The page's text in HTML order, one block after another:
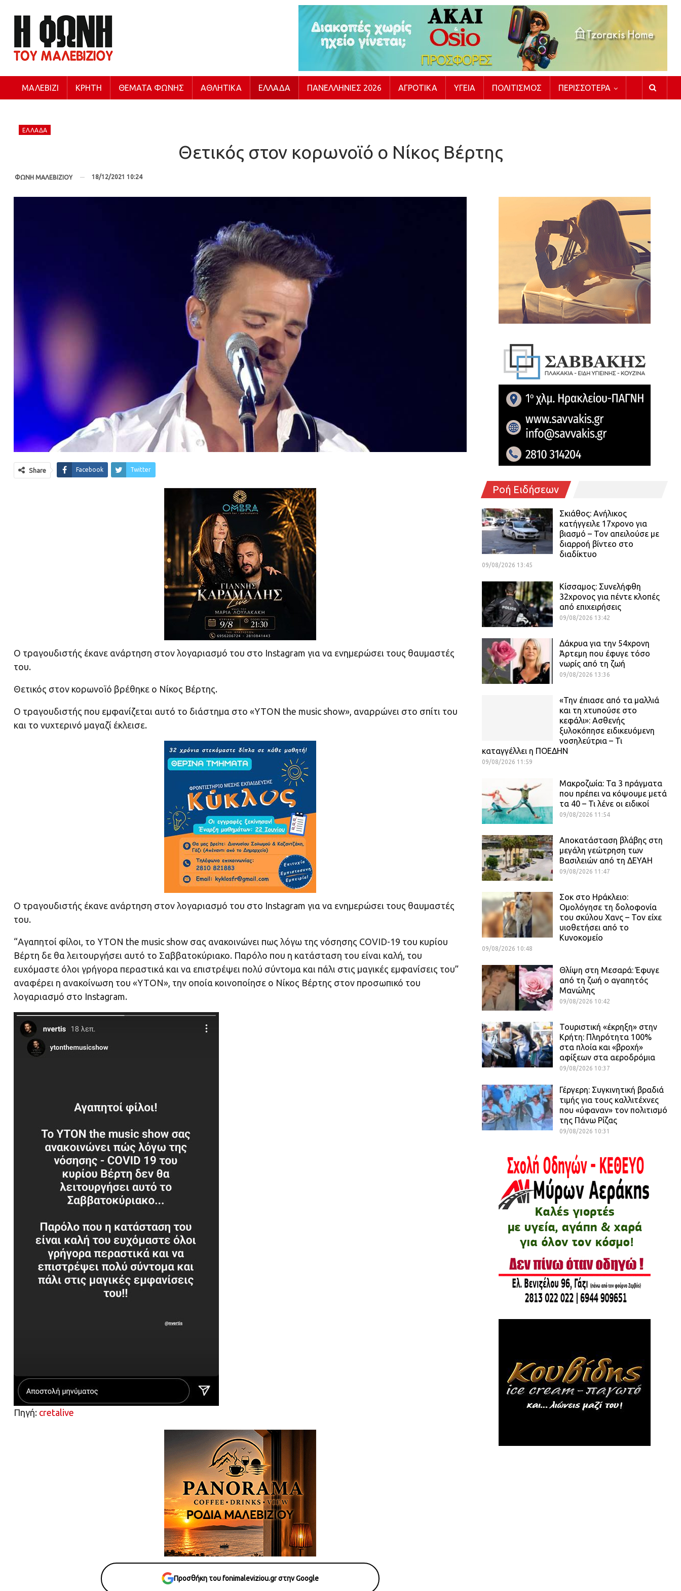
ΜΑΛΕΒΊΖΙ ΚΡΉΤΗ ΘΈΜΑΤΑ ΦΩΝΉΣ ΑΘΛΗΤΙΚΆ ΕΛΛΆΔΑ ΠΑΝΕΛΛΉΝΙΕΣ 2026 ΑΓΡΟΤΙΚΆ ΥΓΕΊΑ ΠΟΛΙΤΙΣΜΌΣ ΠΕΡΙΣΣΌΤΕΡΑ
ΕΛΛΆΔΑ
Θετικός στον κορωνοϊό ο Νίκος Βέρτης
ΦΩΝΗ ΜΑΛΕΒΙΖΙΟΥ 18/12/2021 10:24
Share Facebook Twitter
Ο τραγουδιστής έκανε ανάρτηση στον λογαριασμό του στο Instagram για να ενημερώσει τους θαυμαστές
του.
Θετικός στον κορωνοϊό βρέθηκε ο Νίκος Βέρτης.
Ο τραγουδιστής που εμφανίζεται αυτό το διάστημα στο «YTON the music show», αναρρώνει στο σπίτι του
και το νυχτερινό μαγαζί έκλεισε.
Ο τραγουδιστής έκανε ανάρτηση στον λογαριασμό του στο Instagram για να ενημερώσει τους θαυμαστές
του.
“Αγαπητοί φίλοι, το YTON the music show σας ανακοινώνει πως λόγω της νόσησης COVID-19 του κυρίου
Βέρτη δε θα λειτουργήσει αυτό το Σαββατοκύριακο. Παρόλο που η κατάσταση του είναι καλή, του
ευχόμαστε όλοι γρήγορα περαστικά και να επιστρέψει πολύ σύντομα και πάλι στις μαγικές εμφανίσεις του”
αναφέρει η ανακοίνωση του «YTON», την οποία κοινοποίησε ο Νίκος Βέρτης στον προσωπικό του
λογαριασμό στο Instagram.
Πηγή: cretalive
Προσθήκη του fonimaleviziou.gr στην Google
Ροή Ειδήσεων
Σκιάθος: Ανήλικος
κατήγγειλε 17χρονο για
βιασμό – Τον απειλούσε με
διαρροή βίντεο στο
διαδίκτυο
09/08/2026 13:45
Κίσσαμος: Συνελήφθη
32χρονος για πέντε κλοπές
από επιχειρήσεις
09/08/2026 13:42
Δάκρυα για την 54χρονη
Άρτεμη που έφυγε τόσο
νωρίς από τη ζωή
09/08/2026 13:36
«Την έπιασε από τα μαλλιά
και τη χτυπούσε στο
κεφάλι»: Ασθενής
ξυλοκόπησε ειδικευόμενη
νοσηλεύτρια – Τι
καταγγέλλει η ΠΟΕΔΗΝ
09/08/2026 11:59
Μακροζωία: Τα 3 πράγματα
που πρέπει να κόψουμε μετά
τα 40 – Τι λένε οι ειδικοί
09/08/2026 11:54
Αποκατάσταση βλάβης στη
μεγάλη γεώτρηση των
Βασιλειών από τη ΔΕΥΑΗ
09/08/2026 11:47
Σοκ στο Ηράκλειο:
Ομολόγησε τη δολοφονία
του σκύλου Χανς – Τον είχε
υιοθετήσει από το
Κυνοκομείο
09/08/2026 10:48
Θλίψη στη Μεσαρά: Έφυγε
από τη ζωή ο αγαπητός
Μανώλης
09/08/2026 10:42
Τουριστική «έκρηξη» στην
Κρήτη: Πληρότητα 100%
στα πλοία και «βροχή»
αφίξεων στα αεροδρόμια
09/08/2026 10:37
Γέργερη: Συγκινητική βραδιά
τιμής για τους καλλιτέχνες
που «ύφαναν» τον πολιτισμό
της Πάνω Ρίζας
09/08/2026 10:31